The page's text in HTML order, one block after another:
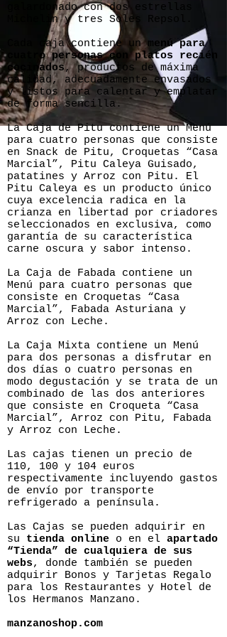
galardonado con dos estrellas
Michelin y tres Soles Repsol.
Cada caja contiene unmenú para
cuatro personas con platos recién
cocinados, productos de máxima
calidad, adecuadamente envasados
y listos para calentar y emplatar
de forma sencilla.
La Caja de Pitu contiene un Menú
para cuatro personas que consiste
en Snack de Pitu, Croquetas “Casa
Marcial”, Pitu Caleya Guisado,
patatines y Arroz con Pitu. El
Pitu Caleya es un producto único
cuya excelencia radica en la
crianza en libertad por criadores
seleccionados en exclusiva, como
garantía de su característica
carne oscura y sabor intenso.
La Caja de Fabada contiene un
Menú para cuatro personas que
consiste en Croquetas “Casa
Marcial”, Fabada Asturiana y
Arroz con Leche.
La Caja Mixta contiene un Menú
para dos personas a disfrutar en
dos días o cuatro personas en
modo degustación y se trata de un
combinado de las dos anteriores
que consiste en Croqueta “Casa
Marcial”, Arroz con Pitu, Fabada
y Arroz con Leche.
Las cajas tienen un precio de
110, 100 y 104 euros
respectivamente incluyendo gastos
de envío por transporte
refrigerado a península.
Las Cajas se pueden adquirir en
su tienda online o en el apartado
“Tienda” de cualquiera de sus
webs, donde también se pueden
adquirir Bonos y Tarjetas Regalo
para los Restaurantes y Hotel de
los Hermanos Manzano.
manzanoshop.com